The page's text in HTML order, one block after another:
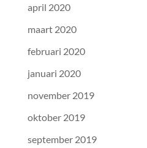
april 2020
maart 2020
februari 2020
januari 2020
november 2019
oktober 2019
september 2019